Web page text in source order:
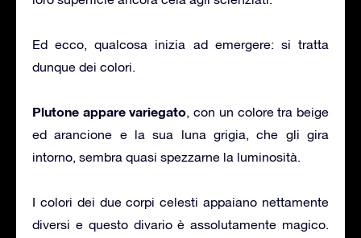
Ed ecco, qualcosa inizia ad emergere: si tratta
dunque dei colori.
Plutone appare variegato, con un colore tra beige
ed arancione e la sua luna grigia, che gli gira
intorno, sembra quasi spezzarne la luminosità.
I colori dei due corpi celesti appaiano nettamente
diversi e questo divario è assolutamente magico.